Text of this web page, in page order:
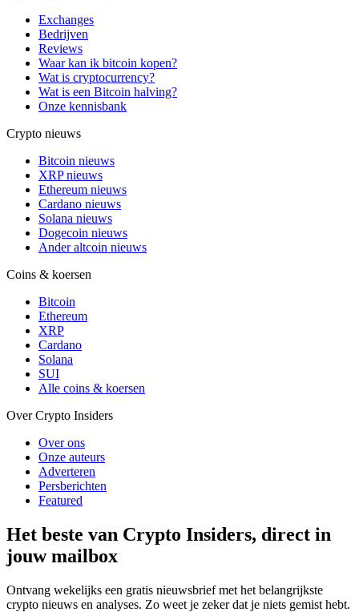
Exchanges
Bedrijven
Reviews
Waar kan ik bitcoin kopen?
Wat is cryptocurrency?
Wat is een Bitcoin halving?
Onze kennisbank
Crypto nieuws
Bitcoin nieuws
XRP nieuws
Ethereum nieuws
Cardano nieuws
Solana nieuws
Dogecoin nieuws
Ander altcoin nieuws
Coins & koersen
Bitcoin
Ethereum
XRP
Cardano
Solana
SUI
Alle coins & koersen
Over Crypto Insiders
Over ons
Onze auteurs
Adverteren
Persberichten
Featured
Het beste van Crypto Insiders, direct in
jouw mailbox
Ontvang wekelijks een gratis nieuwsbrief met het belangrijkste
crypto nieuws en analyses. Zo weet je zeker dat je niets gemist hebt.